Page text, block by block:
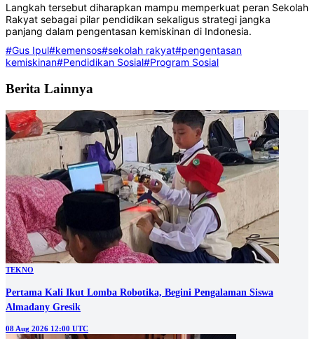
Langkah tersebut diharapkan mampu memperkuat peran Sekolah
Rakyat sebagai pilar pendidikan sekaligus strategi jangka
panjang dalam pengentasan kemiskinan di Indonesia.
#Gus Ipul#kemensos#sekolah rakyat#pengentasan
kemiskinan#Pendidikan Sosial#Program Sosial
Berita Lainnya
TEKNO
Pertama Kali Ikut Lomba Robotika, Begini Pengalaman Siswa
Almadany Gresik
08 Aug 2026 12:00 UTC